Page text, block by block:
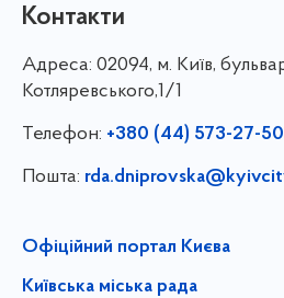
Контакти
Адреса: 02094, м. Київ,
Котляревського,1/1
Телефон: +380 (44) 573-27-50
Пошта:
Офіційний портал Києва
Київська міська рада